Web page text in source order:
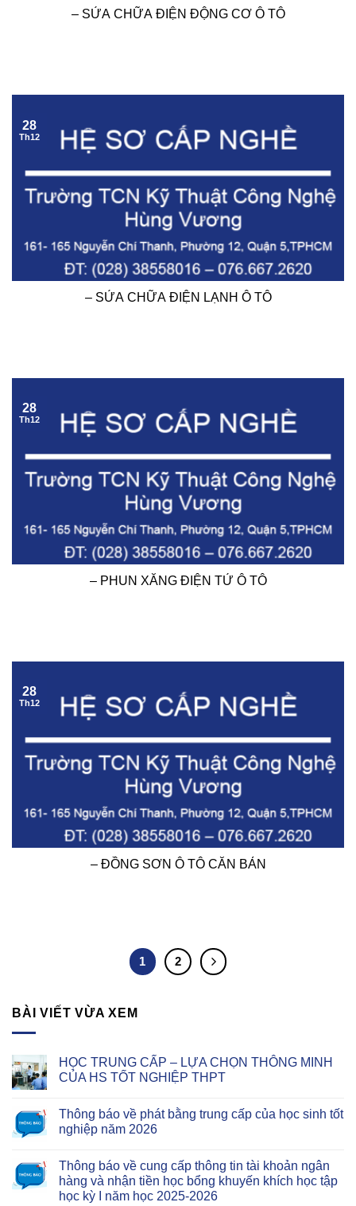
– SỬA CHỮA ĐIỆN ĐỘNG CƠ Ô TÔ
– SỬA CHỮA ĐIỆN LẠNH Ô TÔ
28
Th12
– PHUN XĂNG ĐIỆN TỬ Ô TÔ
28
Th12
– ĐỒNG SƠN Ô TÔ CĂN BẢN
28
Th12
1 2
BÀI VIẾT VỪA XEM
HỌC TRUNG CẤP – LỰA CHỌN THÔNG MINH
CỦA HS TỐT NGHIỆP THPT
Thông báo về phát bằng trung cấp của học sinh tốt
nghiệp năm 2026
Thông báo về cung cấp thông tin tài khoản ngân
hàng và nhận tiền học bổng khuyến khích học tập
học kỳ I năm học 2025-2026